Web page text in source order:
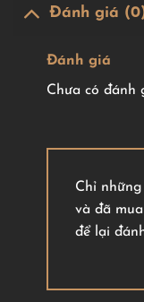
Đánh giá
Đánh giá
Chưa có đánh
Chỉ
và đã
để lại